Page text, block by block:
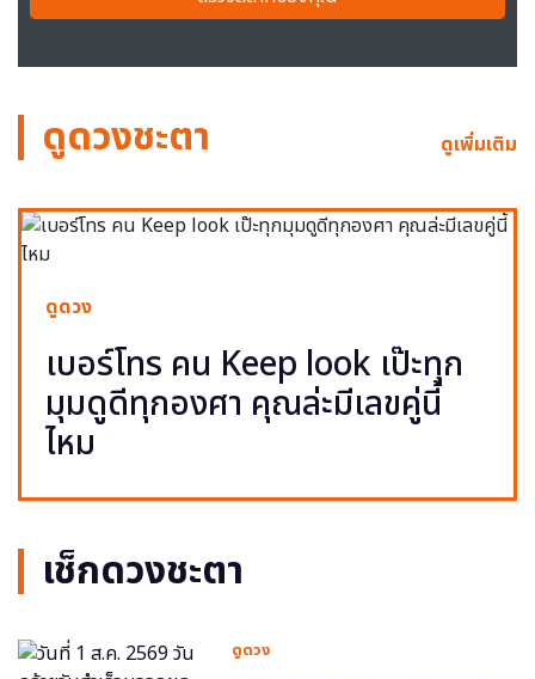
ดูดวงชะตา ดูเพิ่มเติม
ดูดวง
เบอร์โทร คน Keep look เป๊ะทุก
มุมดูดีทุกองศา คุณล่ะมีเลขคู่นี้
ไหม
เช็กดวงชะตา
ดูดวง